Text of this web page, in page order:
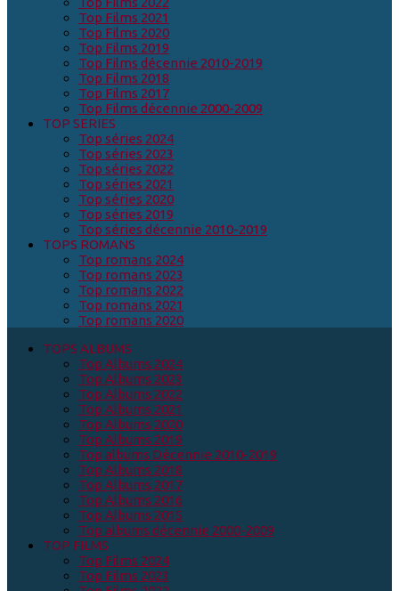
Top Films 2021
Top Films 2020
Top Films 2019
Top Films décennie 2010-2019
Top Films 2018
Top Films 2017
Top Films décennie 2000-2009
TOP SERIES
Top séries 2024
Top séries 2023
Top séries 2022
Top séries 2021
Top séries 2020
Top séries 2019
Top séries décennie 2010-2019
TOPS ROMANS
Top romans 2024
Top romans 2023
Top romans 2022
Top romans 2021
Top romans 2020
TOPS ALBUMS
Top Albums 2024
Top Albums 2023
Top Albums 2022
Top Albums 2021
Top Albums 2020
Top Albums 2019
Top albums Décennie 2010-2019
Top Albums 2018
Top Albums 2017
Top Albums 2016
Top Albums 2015
Top albums décennie 2000-2009
TOP FILMS
Top Films 2024
Top Films 2023